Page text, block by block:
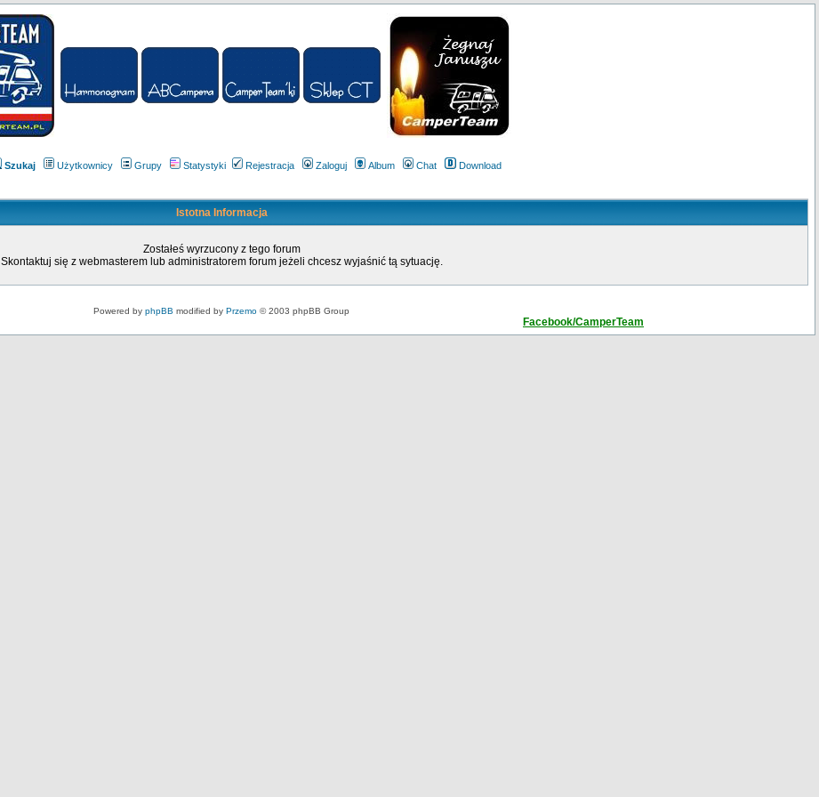
Szukaj Użytkownicy Grupy Statystyki Rejestracja Zaloguj Album Chat Download
Istotna Informacja
Zostałeś wyrzucony z tego forum
Skontaktuj się z webmasterem lub administratorem forum jeżeli chcesz wyjaśnić tą sytuację.
Powered by phpBB modified by Przemo © 2003 phpBB Group
Facebook/CamperTeam